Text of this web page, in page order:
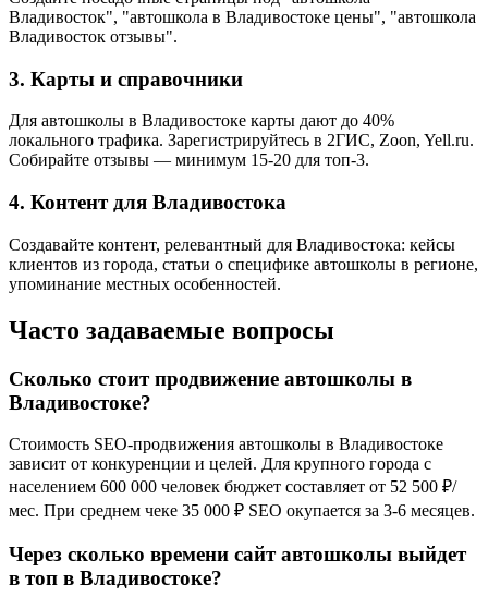
Владивосток", "автошкола в Владивостоке цены", "автошкола
Владивосток отзывы".
3. Карты и справочники
Для автошколы в Владивостоке карты дают до 40%
локального трафика. Зарегистрируйтесь в 2ГИС, Zoon, Yell.ru.
Собирайте отзывы — минимум 15-20 для топ-3.
4. Контент для Владивостока
Создавайте контент, релевантный для Владивостока: кейсы
клиентов из города, статьи о специфике автошколы в регионе,
упоминание местных особенностей.
Часто задаваемые вопросы
Сколько стоит продвижение автошколы в
Владивостоке?
Стоимость SEO-продвижения автошколы в Владивостоке
зависит от конкуренции и целей. Для крупного города с
населением 600 000 человек бюджет составляет от 52 500 ₽/
мес. При среднем чеке 35 000 ₽ SEO окупается за 3-6 месяцев.
Через сколько времени сайт автошколы выйдет
в топ в Владивостоке?